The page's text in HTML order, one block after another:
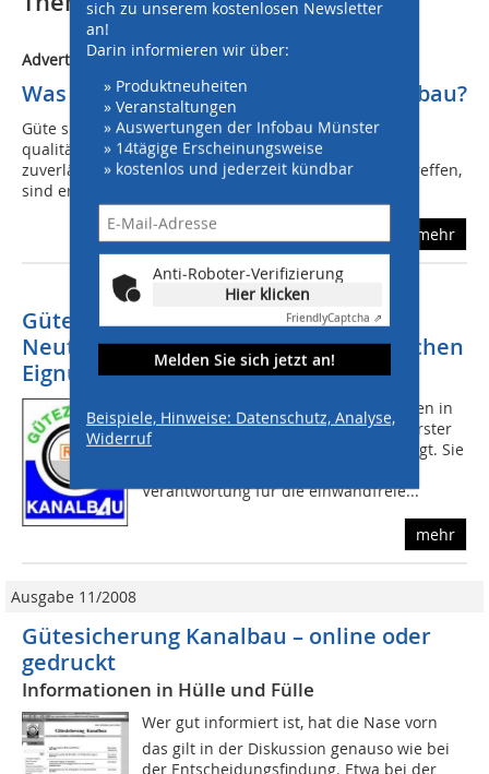
sich zu unserem kostenlosen Newsletter
an!
Darin informieren wir über:
» Produktneuheiten
» Veranstaltungen
» Auswertungen der Infobau Münster
» 14tägige Erscheinungsweise
» kostenlos und jederzeit kündbar
Anti-Roboter-Verifizierung
Hier klicken
FriendlyCaptcha ⇗
Melden Sie sich jetzt an!
Beispiele, Hinweise: Datenschutz, Analyse,
Widerruf
Advertorial/Anzeige
Was leistet RAL-Gütesicherung Kanalbau?
Güte sichern, Werte erhalten, Zukunft gestalten Wenn
qualitätsbewusste Auftraggeber auf fachkundige und
zuverlässige Planer und ausführende Unternehmen treffen,
sind erfolgreiche...
mehr
Gütesicherung Kanalbau RAL-GZ 961:
Neutrale Bewertung der fachtechnischen
Eignung
Abwasserleitungen und -kanäle werden in
der Bundesrepublik Deutschland in erster
Linie im Auftrag von Kommunen verlegt. Sie
Verantwortung für die einwandfreie...
mehr
Ausgabe 11/2008
Gütesicherung Kanalbau – online oder
gedruckt
Informationen in Hülle und Fülle
Wer gut informiert ist, hat die Nase vorn 
das gilt in der Diskussion genauso wie bei
der Entscheidungsfindung. Etwa bei der